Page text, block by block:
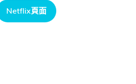
Netflix頁面